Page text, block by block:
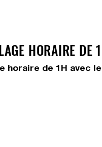
HORAIRE DE
horaire de 1H avec